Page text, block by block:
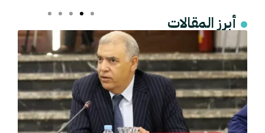
أبرز المقالات